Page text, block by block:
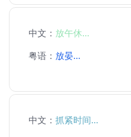
中文： 放午休...
粤语： 放晏...
中文： 抓紧时间...